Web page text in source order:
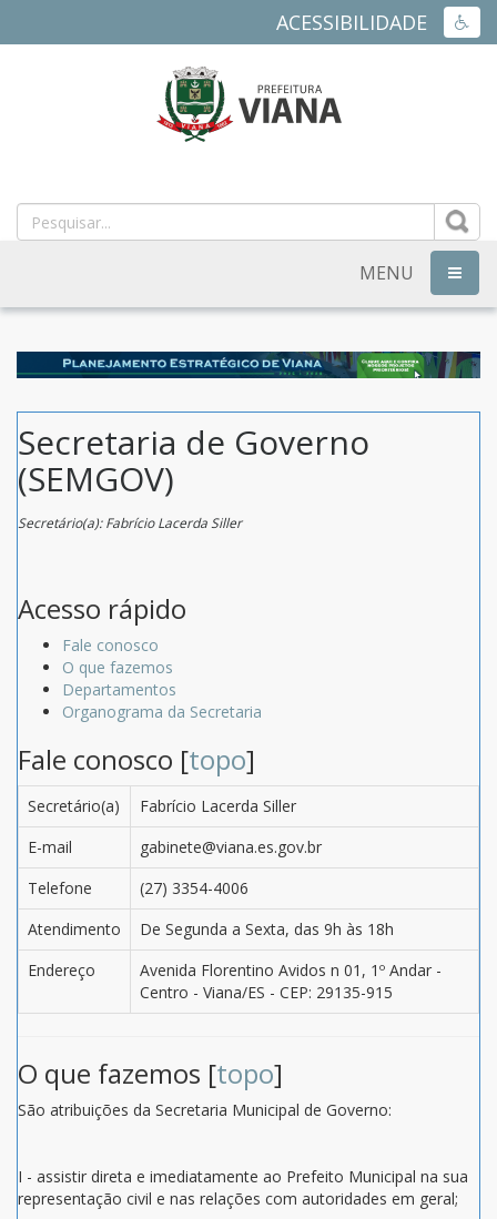
ACESSIBILIDADE
MUNICIPAL
DE
VIANA
ES
MENU
Secretaria de Governo
(SEMGOV)
Secretário(a): Fabrício Lacerda Siller
Acesso rápido
Fale conosco
O que fazemos
Departamentos
Organograma da Secretaria
Fale conosco [topo]
Secretário(a)
Fabrício Lacerda Siller
E-mail
gabinete@viana.es.gov.br
Telefone
(27) 3354-4006
Atendimento
De Segunda a Sexta, das 9h às 18h
Endereço
Avenida Florentino Avidos n 01, 1º Andar -
Centro - Viana/ES - CEP: 29135-915
O que fazemos [topo]
São atribuições da Secretaria Municipal de Governo:
I - assistir direta e imediatamente ao Prefeito Municipal na sua
representação civil e nas relações com autoridades em geral;